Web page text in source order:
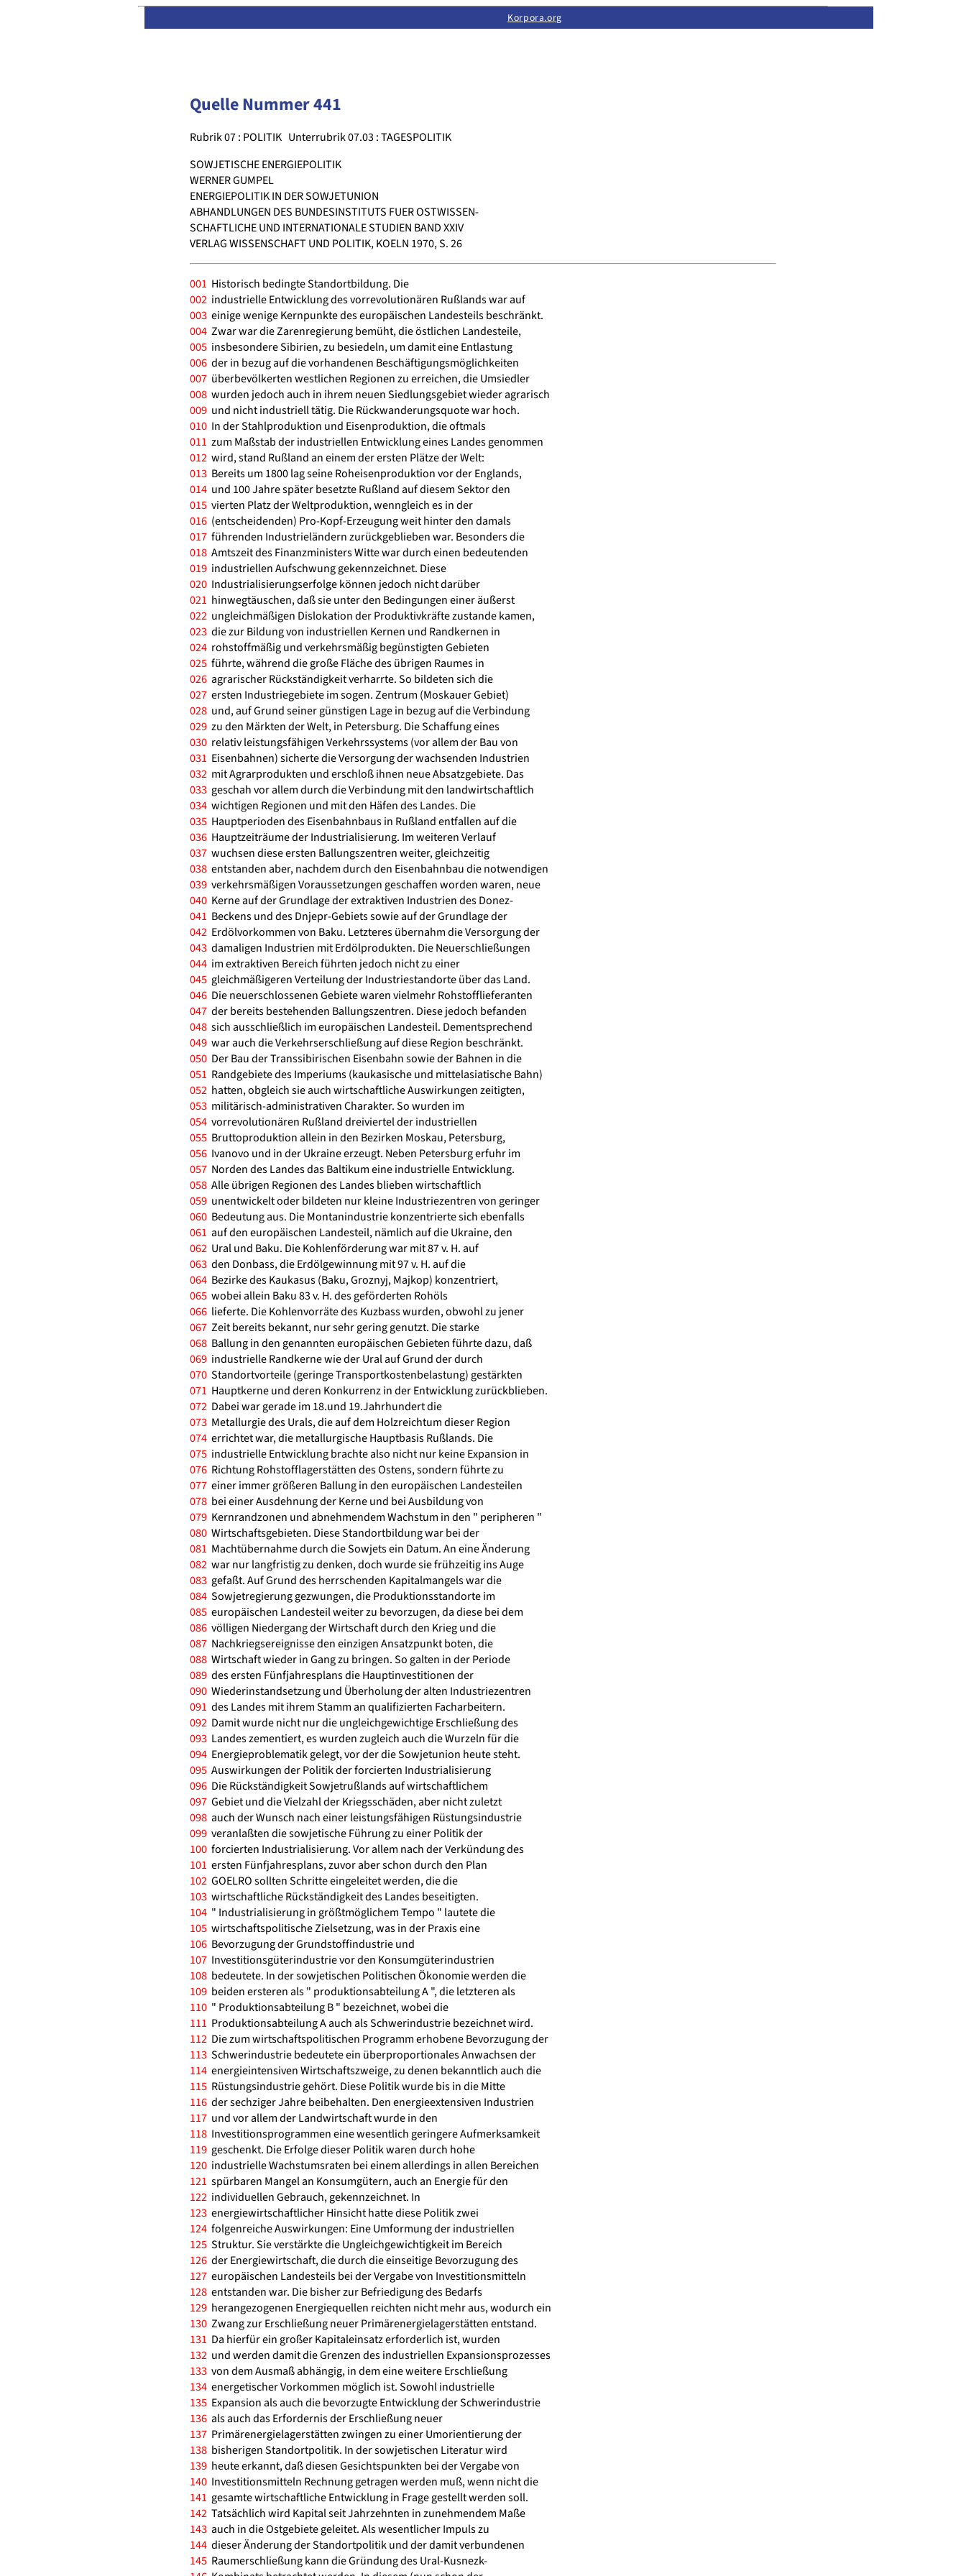
Feedback·Korpora.org
Quelle Nummer 441
Rubrik 07 : POLITIK Unterrubrik 07.03 : TAGESPOLITIK
SOWJETISCHE ENERGIEPOLITIK
WERNER GUMPEL
ENERGIEPOLITIK IN DER SOWJETUNION
ABHANDLUNGEN DES BUNDESINSTITUTS FUER OSTWISSEN-
SCHAFTLICHE UND INTERNATIONALE STUDIEN BAND XXIV
VERLAG WISSENSCHAFT UND POLITIK, KOELN 1970, S. 26
001 Historisch bedingte Standortbildung. Die
002 industrielle Entwicklung des vorrevolutionären Rußlands war auf
003 einige wenige Kernpunkte des europäischen Landesteils beschränkt.
004 Zwar war die Zarenregierung bemüht, die östlichen Landesteile,
005 insbesondere Sibirien, zu besiedeln, um damit eine Entlastung
006 der in bezug auf die vorhandenen Beschäftigungsmöglichkeiten
007 überbevölkerten westlichen Regionen zu erreichen, die Umsiedler
008 wurden jedoch auch in ihrem neuen Siedlungsgebiet wieder agrarisch
009 und nicht industriell tätig. Die Rückwanderungsquote war hoch.
010 In der Stahlproduktion und Eisenproduktion, die oftmals
011 zum Maßstab der industriellen Entwicklung eines Landes genommen
012 wird, stand Rußland an einem der ersten Plätze der Welt:
013 Bereits um 1800 lag seine Roheisenproduktion vor der Englands,
014 und 100 Jahre später besetzte Rußland auf diesem Sektor den
015 vierten Platz der Weltproduktion, wenngleich es in der
016 (entscheidenden) Pro-Kopf-Erzeugung weit hinter den damals
017 führenden Industrieländern zurückgeblieben war. Besonders die
018 Amtszeit des Finanzministers Witte war durch einen bedeutenden
019 industriellen Aufschwung gekennzeichnet. Diese
020 Industrialisierungserfolge können jedoch nicht darüber
021 hinwegtäuschen, daß sie unter den Bedingungen einer äußerst
022 ungleichmäßigen Dislokation der Produktivkräfte zustande kamen,
023 die zur Bildung von industriellen Kernen und Randkernen in
024 rohstoffmäßig und verkehrsmäßig begünstigten Gebieten
025 führte, während die große Fläche des übrigen Raumes in
026 agrarischer Rückständigkeit verharrte. So bildeten sich die
027 ersten Industriegebiete im sogen. Zentrum (Moskauer Gebiet)
028 und, auf Grund seiner günstigen Lage in bezug auf die Verbindung
029 zu den Märkten der Welt, in Petersburg. Die Schaffung eines
030 relativ leistungsfähigen Verkehrssystems (vor allem der Bau von
031 Eisenbahnen) sicherte die Versorgung der wachsenden Industrien
032 mit Agrarprodukten und erschloß ihnen neue Absatzgebiete. Das
033 geschah vor allem durch die Verbindung mit den landwirtschaftlich
034 wichtigen Regionen und mit den Häfen des Landes. Die
035 Hauptperioden des Eisenbahnbaus in Rußland entfallen auf die
036 Hauptzeiträume der Industrialisierung. Im weiteren Verlauf
037 wuchsen diese ersten Ballungszentren weiter, gleichzeitig
038 entstanden aber, nachdem durch den Eisenbahnbau die notwendigen
039 verkehrsmäßigen Voraussetzungen geschaffen worden waren, neue
040 Kerne auf der Grundlage der extraktiven Industrien des Donez-
041 Beckens und des Dnjepr-Gebiets sowie auf der Grundlage der
042 Erdölvorkommen von Baku. Letzteres übernahm die Versorgung der
043 damaligen Industrien mit Erdölprodukten. Die Neuerschließungen
044 im extraktiven Bereich führten jedoch nicht zu einer
045 gleichmäßigeren Verteilung der Industriestandorte über das Land.
046 Die neuerschlossenen Gebiete waren vielmehr Rohstofflieferanten
047 der bereits bestehenden Ballungszentren. Diese jedoch befanden
048 sich ausschließlich im europäischen Landesteil. Dementsprechend
049 war auch die Verkehrserschließung auf diese Region beschränkt.
050 Der Bau der Transsibirischen Eisenbahn sowie der Bahnen in die
051 Randgebiete des Imperiums (kaukasische und mittelasiatische Bahn)
052 hatten, obgleich sie auch wirtschaftliche Auswirkungen zeitigten,
053 militärisch-administrativen Charakter. So wurden im
054 vorrevolutionären Rußland dreiviertel der industriellen
055 Bruttoproduktion allein in den Bezirken Moskau, Petersburg,
056 Ivanovo und in der Ukraine erzeugt. Neben Petersburg erfuhr im
057 Norden des Landes das Baltikum eine industrielle Entwicklung.
058 Alle übrigen Regionen des Landes blieben wirtschaftlich
059 unentwickelt oder bildeten nur kleine Industriezentren von geringer
060 Bedeutung aus. Die Montanindustrie konzentrierte sich ebenfalls
061 auf den europäischen Landesteil, nämlich auf die Ukraine, den
062 Ural und Baku. Die Kohlenförderung war mit 87 v. H. auf
063 den Donbass, die Erdölgewinnung mit 97 v. H. auf die
064 Bezirke des Kaukasus (Baku, Groznyj, Majkop) konzentriert,
065 wobei allein Baku 83 v. H. des geförderten Rohöls
066 lieferte. Die Kohlenvorräte des Kuzbass wurden, obwohl zu jener
067 Zeit bereits bekannt, nur sehr gering genutzt. Die starke
068 Ballung in den genannten europäischen Gebieten führte dazu, daß
069 industrielle Randkerne wie der Ural auf Grund der durch
070 Standortvorteile (geringe Transportkostenbelastung) gestärkten
071 Hauptkerne und deren Konkurrenz in der Entwicklung zurückblieben.
072 Dabei war gerade im 18.und 19.Jahrhundert die
073 Metallurgie des Urals, die auf dem Holzreichtum dieser Region
074 errichtet war, die metallurgische Hauptbasis Rußlands. Die
075 industrielle Entwicklung brachte also nicht nur keine Expansion in
076 Richtung Rohstofflagerstätten des Ostens, sondern führte zu
077 einer immer größeren Ballung in den europäischen Landesteilen
078 bei einer Ausdehnung der Kerne und bei Ausbildung von
079 Kernrandzonen und abnehmendem Wachstum in den " peripheren "
080 Wirtschaftsgebieten. Diese Standortbildung war bei der
081 Machtübernahme durch die Sowjets ein Datum. An eine Änderung
082 war nur langfristig zu denken, doch wurde sie frühzeitig ins Auge
083 gefaßt. Auf Grund des herrschenden Kapitalmangels war die
084 Sowjetregierung gezwungen, die Produktionsstandorte im
085 europäischen Landesteil weiter zu bevorzugen, da diese bei dem
086 völligen Niedergang der Wirtschaft durch den Krieg und die
087 Nachkriegsereignisse den einzigen Ansatzpunkt boten, die
088 Wirtschaft wieder in Gang zu bringen. So galten in der Periode
089 des ersten Fünfjahresplans die Hauptinvestitionen der
090 Wiederinstandsetzung und Überholung der alten Industriezentren
091 des Landes mit ihrem Stamm an qualifizierten Facharbeitern.
092 Damit wurde nicht nur die ungleichgewichtige Erschließung des
093 Landes zementiert, es wurden zugleich auch die Wurzeln für die
094 Energieproblematik gelegt, vor der die Sowjetunion heute steht.
095 Auswirkungen der Politik der forcierten Industrialisierung
096 Die Rückständigkeit Sowjetrußlands auf wirtschaftlichem
097 Gebiet und die Vielzahl der Kriegsschäden, aber nicht zuletzt
098 auch der Wunsch nach einer leistungsfähigen Rüstungsindustrie
099 veranlaßten die sowjetische Führung zu einer Politik der
100 forcierten Industrialisierung. Vor allem nach der Verkündung des
101 ersten Fünfjahresplans, zuvor aber schon durch den Plan
102 GOELRO sollten Schritte eingeleitet werden, die die
103 wirtschaftliche Rückständigkeit des Landes beseitigten.
104 " Industrialisierung in größtmöglichem Tempo " lautete die
105 wirtschaftspolitische Zielsetzung, was in der Praxis eine
106 Bevorzugung der Grundstoffindustrie und
107 Investitionsgüterindustrie vor den Konsumgüterindustrien
108 bedeutete. In der sowjetischen Politischen Ökonomie werden die
109 beiden ersteren als " produktionsabteilung A ", die letzteren als
110 " Produktionsabteilung B " bezeichnet, wobei die
111 Produktionsabteilung A auch als Schwerindustrie bezeichnet wird.
112 Die zum wirtschaftspolitischen Programm erhobene Bevorzugung der
113 Schwerindustrie bedeutete ein überproportionales Anwachsen der
114 energieintensiven Wirtschaftszweige, zu denen bekanntlich auch die
115 Rüstungsindustrie gehört. Diese Politik wurde bis in die Mitte
116 der sechziger Jahre beibehalten. Den energieextensiven Industrien
117 und vor allem der Landwirtschaft wurde in den
118 Investitionsprogrammen eine wesentlich geringere Aufmerksamkeit
119 geschenkt. Die Erfolge dieser Politik waren durch hohe
120 industrielle Wachstumsraten bei einem allerdings in allen Bereichen
121 spürbaren Mangel an Konsumgütern, auch an Energie für den
122 individuellen Gebrauch, gekennzeichnet. In
123 energiewirtschaftlicher Hinsicht hatte diese Politik zwei
124 folgenreiche Auswirkungen: Eine Umformung der industriellen
125 Struktur. Sie verstärkte die Ungleichgewichtigkeit im Bereich
126 der Energiewirtschaft, die durch die einseitige Bevorzugung des
127 europäischen Landesteils bei der Vergabe von Investitionsmitteln
128 entstanden war. Die bisher zur Befriedigung des Bedarfs
129 herangezogenen Energiequellen reichten nicht mehr aus, wodurch ein
130 Zwang zur Erschließung neuer Primärenergielagerstätten entstand.
131 Da hierfür ein großer Kapitaleinsatz erforderlich ist, wurden
132 und werden damit die Grenzen des industriellen Expansionsprozesses
133 von dem Ausmaß abhängig, in dem eine weitere Erschließung
134 energetischer Vorkommen möglich ist. Sowohl industrielle
135 Expansion als auch die bevorzugte Entwicklung der Schwerindustrie
136 als auch das Erfordernis der Erschließung neuer
137 Primärenergielagerstätten zwingen zu einer Umorientierung der
138 bisherigen Standortpolitik. In der sowjetischen Literatur wird
139 heute erkannt, daß diesen Gesichtspunkten bei der Vergabe von
140 Investitionsmitteln Rechnung getragen werden muß, wenn nicht die
141 gesamte wirtschaftliche Entwicklung in Frage gestellt werden soll.
142 Tatsächlich wird Kapital seit Jahrzehnten in zunehmendem Maße
143 auch in die Ostgebiete geleitet. Als wesentlicher Impuls zu
144 dieser Änderung der Standortpolitik und der damit verbundenen
145 Raumerschließung kann die Gründung des Ural-Kusnezk-
Korpora.org